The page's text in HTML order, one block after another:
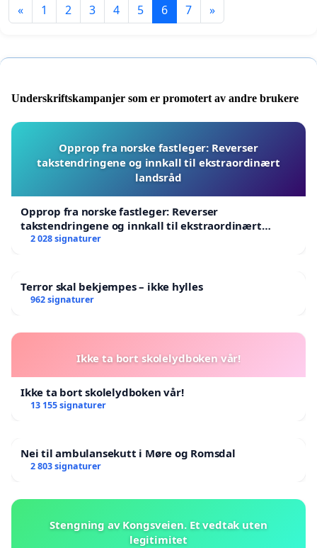
« 1 2 3 4 5 6 7 »
Underskriftskampanjer som er promotert av andre brukere
Opprop fra norske fastleger: Reverser
takstendringene og innkall til ekstraordinært
landsråd
Opprop fra norske fastleger: Reverser
takstendringene og innkall til ekstraordinært
landsråd
2 028 signaturer
Terror skal bekjempes – ikke hylles
962 signaturer
Ikke ta bort skolelydboken vår!
Ikke ta bort skolelydboken vår!
13 155 signaturer
Nei til ambulansekutt i Møre og Romsdal
2 803 signaturer
Stengning av Kongsveien. Et vedtak uten
legitimitet